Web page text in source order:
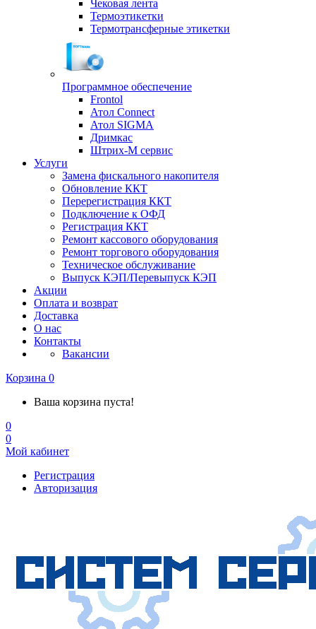
Чековая лента
Термоэтикетки
Термотрансферные этикетки
Программное обеспечение
Frontol
Атол Connect
Атол SIGMA
Дримкас
Штрих-М сервис
Услуги
Замена фискального накопителя
Обновление ККТ
Перерегистрация ККТ
Подключение к ОФД
Регистрация ККТ
Ремонт кассового оборудования
Ремонт торгового оборудования
Техническое обслуживание
Выпуск КЭП/Перевыпуск КЭП
Акции
Оплата и возврат
Доставка
О нас
Контакты
Вакансии
Корзина 0
Ваша корзина пуста!
0
0
Мой кабинет
Регистрация
Авторизация